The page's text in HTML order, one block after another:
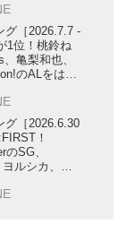
音源、
作品がランク
グ［2026.7.7 -
1位！桃鈴ね
亀梨和也、
のALをはじ
輪堂千速、
など注目作が
グ［2026.6.30
！
SG、
ルシカ、星
ぐや姫！』、